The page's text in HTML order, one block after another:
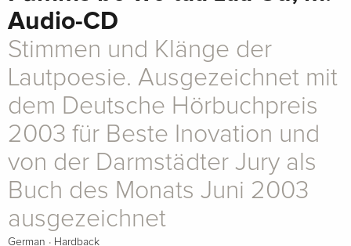
Audio-CD
Stimmen und Klänge der
Lautpoesie. Ausgezeichnet mit
dem Deutsche Hörbuchpreis
2003 für Beste Inovation und
von der Darmstädter Jury als
Buch des Monats Juni 2003
ausgezeichnet
German · Hardback